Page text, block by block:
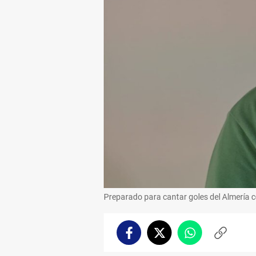
Preparado para cantar goles del Almería
FacebookTwitterWhatsappCopiar